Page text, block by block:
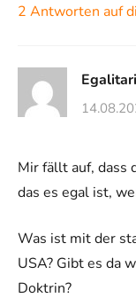
2 Antworten auf
Mir fällt auf, dass
das es egal ist,
Was ist mit der
USA? Gibt es da
Doktrin?